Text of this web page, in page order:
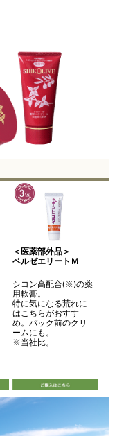
＜医薬部外品＞
ベルゼエリートＭ
シコン高配合(※)の薬
用軟膏。
特に気になる荒れに
はこちらがおすす
め。パック前のクリ
ームにも。
※当社比。